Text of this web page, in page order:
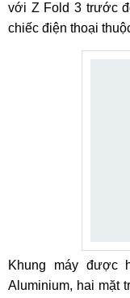
với Z Fold 3 trước
chiếc điện thoại
Khung máy được
Aluminium, hai mặt